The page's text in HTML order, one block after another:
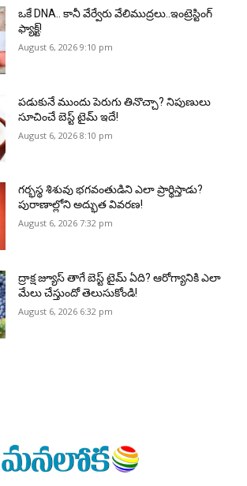
ఒకే DNA.. కానీ వేర్వేరు వేలిముద్రలు..ఇంట్రెస్టింగ్
ఫ్యాక్ట్!
August 6, 2026 9:10 pm
పడుకునే ముందు పెరుగు తినొచ్చా? నిపుణులు
సూచించే బెస్ట్ టైమ్ ఇదే!
August 6, 2026 8:10 pm
గర్భస్థ శిశువు భగవంతుడిని ఎలా ప్రార్థిస్తాడు?
పురాణాల్లోని అద్భుత వివరణ!
August 6, 2026 7:32 pm
ద్రాక్ష జ్యూస్ తాగే బెస్ట్ టైమ్ ఏది? ఆరోగ్యానికి ఎలా
మేలు చేస్తుందో తెలుసుకోండి!
August 6, 2026 6:32 pm